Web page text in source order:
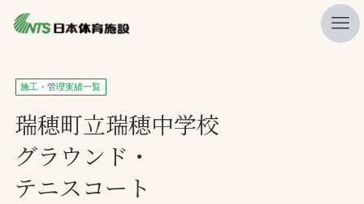
私たちの強み
ニュース
プレスリリース
レポート
施工・管理実績一覧
瑞穂町立瑞穂中学校
グラウンド・
テニスコート